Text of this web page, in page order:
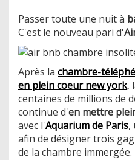
Passer toute une nuit à
C'est le nouveau pari d'
Après la chambre-
en plein coeur new york,
centaines de millions de
continue d'en mettre
avec l'Aquarium de Paris,
afin de désigner trois
de la chambre immergée.